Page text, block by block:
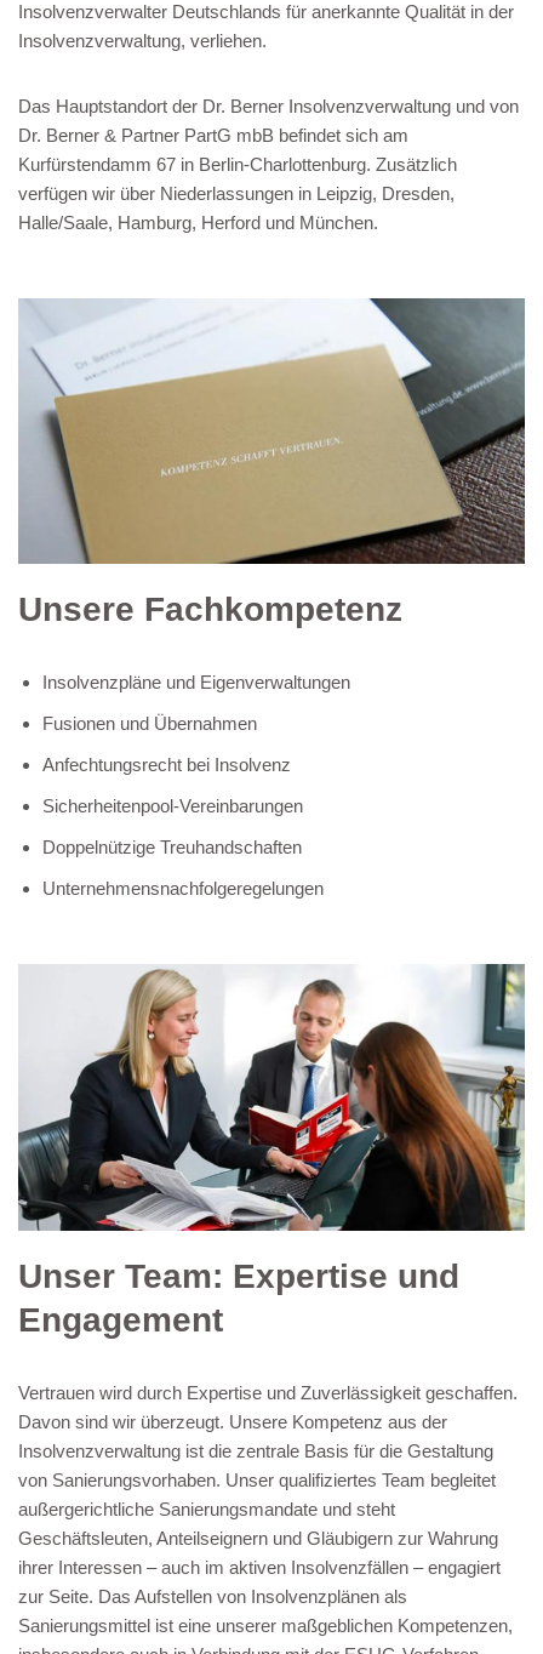
Insolvenzverwalter Deutschlands für anerkannte Qualität in der
Insolvenzverwaltung, verliehen.
Das Hauptstandort der Dr. Berner Insolvenzverwaltung und von
Dr. Berner & Partner PartG mbB befindet sich am
Kurfürstendamm 67 in Berlin-Charlottenburg. Zusätzlich
verfügen wir über Niederlassungen in Leipzig, Dresden,
Halle/Saale, Hamburg, Herford und München.
Unsere Fachkompetenz
Insolvenzpläne und Eigenverwaltungen
Fusionen und Übernahmen
Anfechtungsrecht bei Insolvenz
Sicherheitenpool-Vereinbarungen
Doppelnützige Treuhandschaften
Unternehmensnachfolgeregelungen
Unser Team: Expertise und
Engagement
Vertrauen wird durch Expertise und Zuverlässigkeit geschaffen.
Davon sind wir überzeugt. Unsere Kompetenz aus der
Insolvenzverwaltung ist die zentrale Basis für die Gestaltung
von Sanierungsvorhaben. Unser qualifiziertes Team begleitet
außergerichtliche Sanierungsmandate und steht
Geschäftsleuten, Anteilseignern und Gläubigern zur Wahrung
ihrer Interessen – auch im aktiven Insolvenzfällen – engagiert
zur Seite. Das Aufstellen von Insolvenzplänen als
Sanierungsmittel ist eine unserer maßgeblichen Kompetenzen,